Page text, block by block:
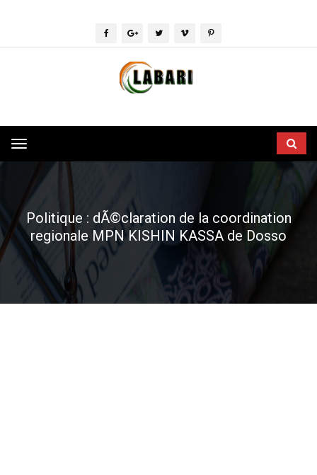
Toggle
navigation
Politique : dÃ©claration de la coordination
regionale MPN KISHIN KASSA de Dosso